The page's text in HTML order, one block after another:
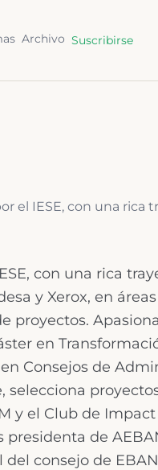
Archivo Suscribirse
el IESE, con una rica
con una rica
y Xerox, en
proyectos.
en
Consejos de
selecciona
y el Club de
de
del consejo de